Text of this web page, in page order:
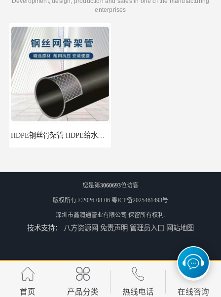
enterprises
HDPE钢丝骨架管 HDPE给水管自来水管饮用水管
佛山Pe给水管电话 支持送货上门 HDPE电力管 HDPE顶管电缆管保护套管
您是第3060693位访客
版权所有 ©2026-08-06 粤ICP备2025461493号
深圳市鑫润通管业有限公司 保留所有权利.
技术支持： 八方资源网 免责声明 管理员入口 网站地图
首页 产品分类 热线电话 在线咨询